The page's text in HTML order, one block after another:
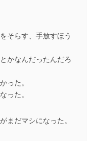
そらす、手放すほう
かなんだったんだろ
った。
った。
まだマシになった。